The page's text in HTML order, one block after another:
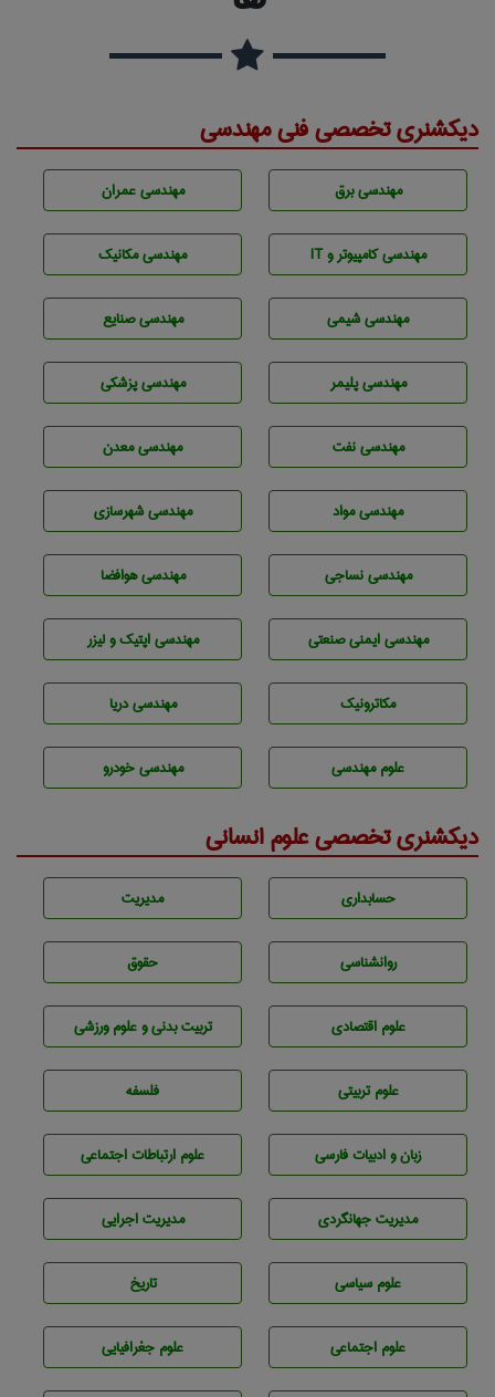
دیکشنری تخصصی فنی مهندسی
مهندسی برق مهندسی عمران
مهندسی كامپيوتر و IT مهندسی مکانیک
مهندسي شيمی مهندسی صنايع
مهندسی پليمر مهندسی پزشکی
مهندسی نفت مهندسی معدن
مهندسی مواد مهندسی شهرسازی
مهندسي نساجی مهندسی هوافضا
مهندسی ایمنی صنعتی مهندسی اپتیک و لیزر
مکاترونیک مهندسی دریا
علوم مهندسی مهندسی خودرو
دیکشنری تخصصی علوم انسانی
حسابداری مديريت
روانشناسی حقوق
علوم اقتصادی تربيت بدنی و علوم ورزشی
علوم تربيتی فلسفه
زبان و ادبيات فارسی علوم ارتباطات اجتماعی
مديريت جهانگردی مديريت اجرايی
علوم سياسی تاريخ
علوم اجتماعی علوم جغرافيايی